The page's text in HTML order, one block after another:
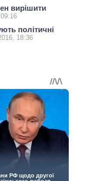
вирішити
політичні
18:36